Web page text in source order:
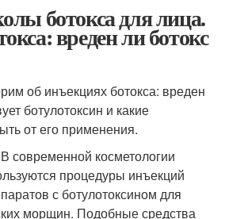
ботокса для лица.
вреден ли ботокс
об инъекциях ботокса: вреден
ботулотоксин и какие
от его применения.
современной косметологии
процедуры инъекций
с ботулотоксином для
морщин. Подобные средства